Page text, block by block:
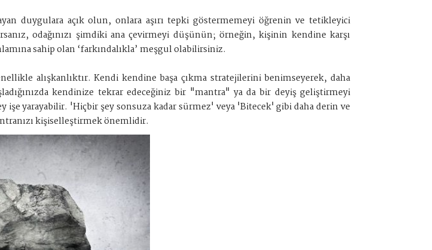
duygulara açık olun, onlara aşırı tepki göstermemeyi öğrenin ve tetikleyici
odağınızı şimdiki ana çevirmeyi düşünün; örneğin, kişinin kendine karşı
sahip olan ‘farkındalıkla’ meşgul olabilirsiniz.
alışkanlıktır. Kendi kendine başa çıkma stratejilerini benimseyerek, daha
kendinize tekrar edeceğiniz bir "mantra" ya da bir deyiş geliştirmeyi
yarayabilir. 'Hiçbir şey sonsuza kadar sürmez' veya 'Bitecek' gibi daha derin ve
kişiselleştirmek önemlidir.